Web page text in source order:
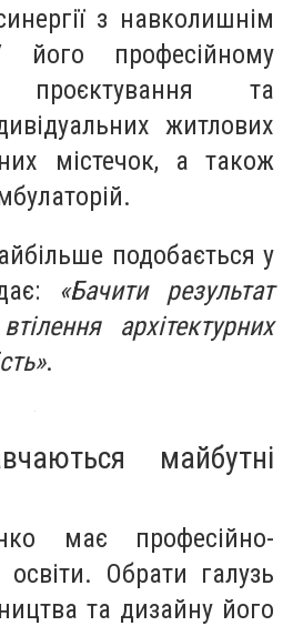
з навколишнім
його професійному
та
житлових
містечок, а також
подобається у
«Бачити результат
архітектурних
.
майбутні
має професійно-
Обрати галузь
та дизайну його